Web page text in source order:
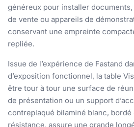
généreux pour installer
de vente ou appareils de
conservant une empreinte
repliée.
Issue de l’expérience de Fastand
d’exposition fonctionnel, la table
être tour à tour une surface de
de présentation ou un support
contreplaqué bilaminé blanc, bordé
résistance, assure une grande